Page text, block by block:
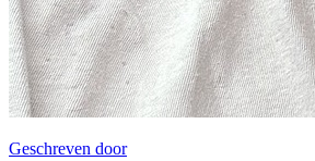
Geschreven door